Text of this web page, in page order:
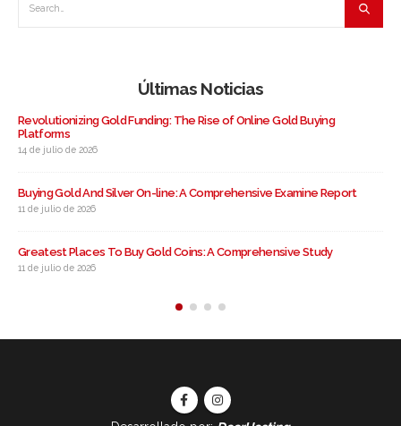
Últimas Noticias
Revolutionizing Gold Funding: The Rise of Online Gold Buying
Platforms
14 de julio de 2026
Buying Gold And Silver On-line: A Comprehensive Examine Report
11 de julio de 2026
Greatest Places To Buy Gold Coins: A Comprehensive Study
11 de julio de 2026